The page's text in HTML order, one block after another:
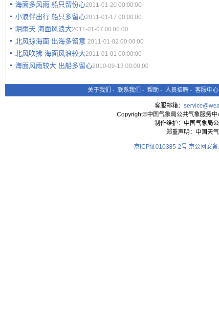
海面多风雨 船只留份心2011-01-20 00:00:00
小浪伴出行 船只多留心2011-01-17 00:00:00
阴雨天 海面风浪大2011-01-07 00:00:00
北风掠海面 出海多留意 2011-01-02 00:00:00
北风吹拂 海面风浪较大2011-01-01 00:00:00
海面风雨较大 出船多留心2010-09-13 00:00:00
关于我们 - 联系我们 - 帮助 - 人员招聘 - 客服中心
客服邮箱：
Copyright©中国气象局公共气象服务
制作维护：中国气象局
郑重声明：中国天
京ICP证010385-2号 京公网安